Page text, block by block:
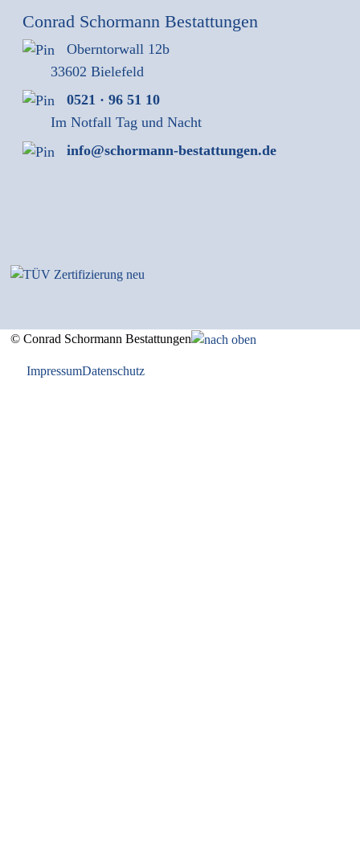
Conrad Schormann Bestattungen
Oberntorwall 12b
33602 Bielefeld
0521 · 96 51 10
Im Notfall Tag und Nacht
info@schormann-bestattungen.de
© Conrad Schormann Bestattungen
ImpressumDatenschutz